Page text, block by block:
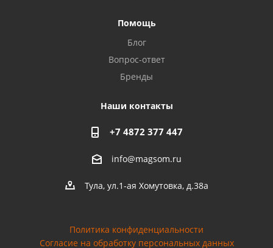
Помощь
Блог
Вопрос-ответ
Бренды
Наши контакты
+7 4872 377 447
info@magsom.ru
Тула, ул.1-ая Хомутовка, д.38а
Политика конфиденциальности
Согласие на обработку персональных данных